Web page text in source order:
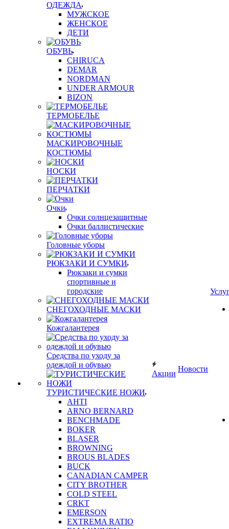
ОДЕЖДА
МУЖСКОЕ
ЖЕНСКОЕ
ДЕТИ
ОБУВЬ
CHIRUCA
DEMAR
NORDMAN
UNDER ARMOUR
BIZON
ТЕРМОБЕЛЬЕ
МАСКИРОВОЧНЫЕ
КОСТЮМЫ
НОСКИ
ПЕРЧАТКИ
Очки
Очки солнцезащитные
Очки баллистические
Головные уборы
РЮКЗАКИ И СУМКИ
Рюкзаки и сумки
спортивные и
городские
СНЕГОХОДНЫЕ МАСКИ
Кожгалантерея
Средства по уходу за
одеждой и обувью
ТУРИСТИЧЕСКИЕ НОЖИ
AHTI
ARNO BERNARD
BENCHMADE
BOKER
BLASER
BROWNING
BROUS BLADES
BUCK
CANADIAN CAMPER
CITY BROTHER
COLD STEEL
CRKT
EMERSON
EXTREMA RATIO
Акции
Новости